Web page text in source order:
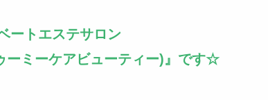
ートエステサロン
ーミーケアビューティー)』です☆